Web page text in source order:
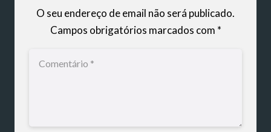
O seu endereço de email não será publicado.
Campos obrigatórios marcados com *